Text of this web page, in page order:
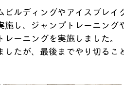
ビルディングやアイスブレイ
施し、ジャンプトレーニング
ーニングを実施しました。
たが、最後までやり切るこ